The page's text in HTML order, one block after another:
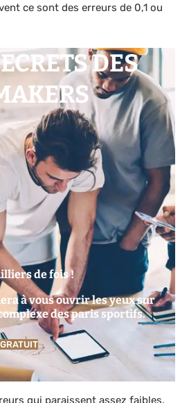
ce sont des erreurs de 0,1 ou
DES
de fois !
à vous ouvrir les yeux sur
des paris sportifs.
qui paraissent assez faibles.